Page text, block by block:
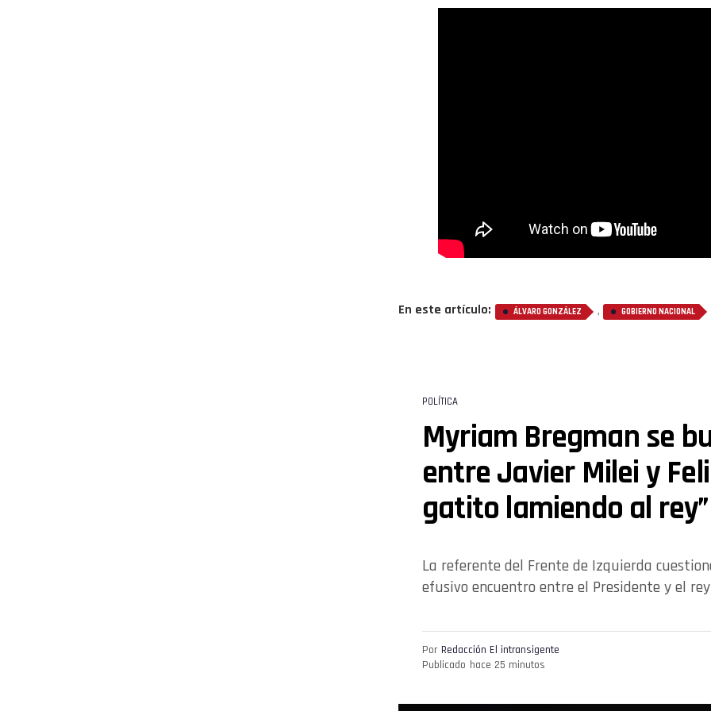
En este artículo: ÁLVARO GONZÁLEZ , GOBIERNO NACIONAL
POLÍTICA
Myriam Bregman se
entre Javier Milei y
gatito lamiendo al rey”
La referente del Frente de Izquierda
efusivo encuentro entre el Presidente y el rey
Por Redacción El intransigente
Publicado hace 25 minutos